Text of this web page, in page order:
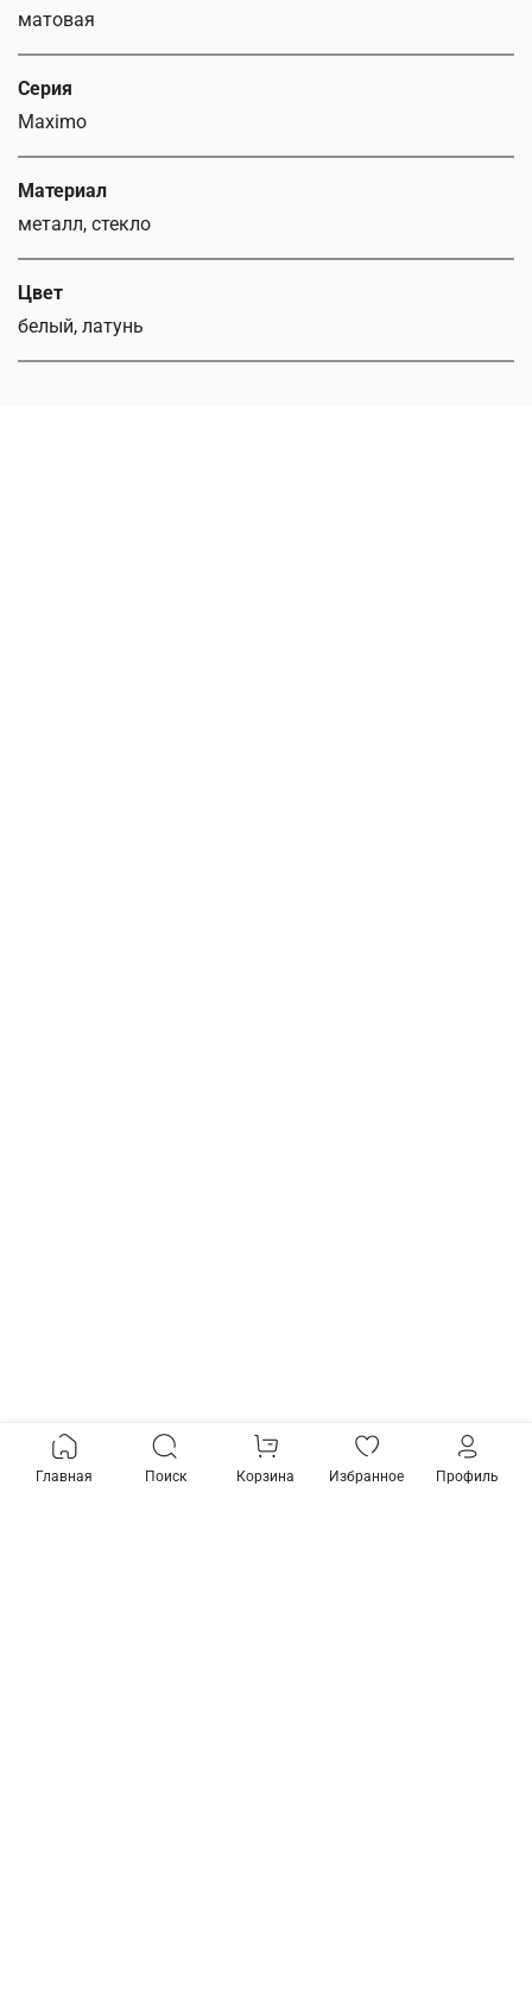
матовая
Серия
Maximo
Материал
металл, стекло
Цвет
белый, латунь
Главная Поиск Корзина Избранное Профиль